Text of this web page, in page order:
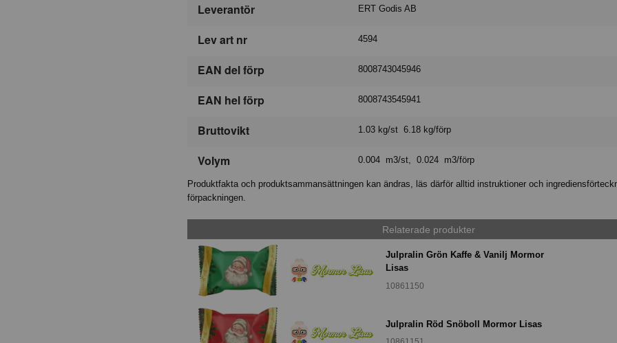
Leverantör ERT Godis AB
Lev art nr 4594
EAN del förp 8008743045946
EAN hel förp 8008743545941
Bruttovikt 1.03 kg/st 6.18 kg/förp
Volym 0.004 m3/st, 0.024 m3/förp
Produktfakta och produktsammansättningen kan ändras, läs därför alltid instruktioner och
förpackningen.
Relaterade produkter
Julpralin Grön Kaffe & Vanilj Mormor
Lisas
10861150
Julpralin Röd Snöboll Mormor Lisas